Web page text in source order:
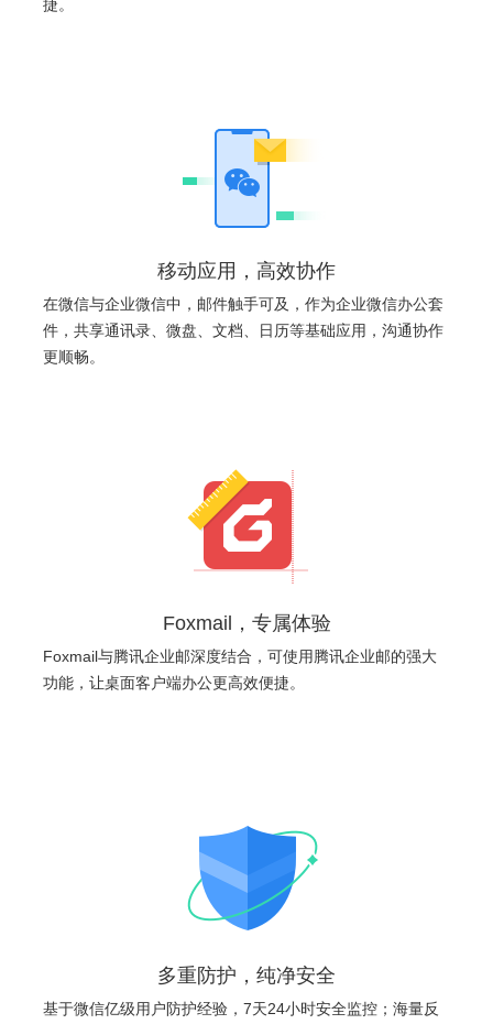
捷。
移动应用，高效协作
在微信与企业微信中，邮件触手可及，作为企业微信办公套
件，共享通讯录、微盘、文档、日历等基础应用，沟通协作
更顺畅。
Foxmail，专属体验
Foxmail与腾讯企业邮深度结合，可使用腾讯企业邮的强大
功能，让桌面客户端办公更高效便捷。
多重防护，纯净安全
基于微信亿级用户防护经验，7天24小时安全监控；海量反